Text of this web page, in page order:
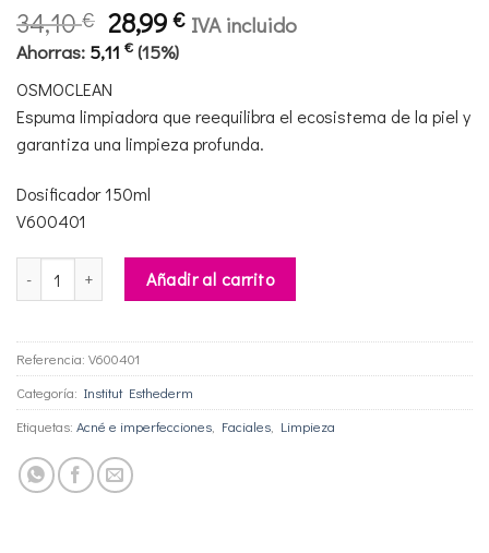
34,10€ El
precio
era:
34,10 €.
28,99€El
28,99 €.
IVA incluido
Ahorras: 5,11 € (15%)
OSMOCLEAN
Espuma limpiadora que reequilibra el ecosistema de la piel y
garantiza una limpieza profunda.
Dosificador 150ml
V600401
Espuma limpiadora purificante cantidad
Añadir al carrito
Referencia: V600401
Categoría: Institut Esthederm
Etiquetas: Acné e imperfecciones Faciales Limpieza